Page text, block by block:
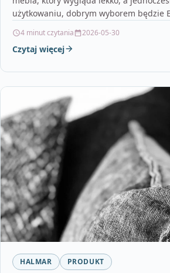
użytkowaniu, dobrym wyborem będzie
4 minut czytania 2026-05-30
Czytaj więcej
HALMAR PRODUKT